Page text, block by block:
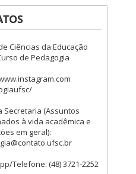
Ciências da Educação
de Pedagogia
Secretaria (Assuntos
à vida acadêmica e
em geral):
Telefone: (48) 3721-2252